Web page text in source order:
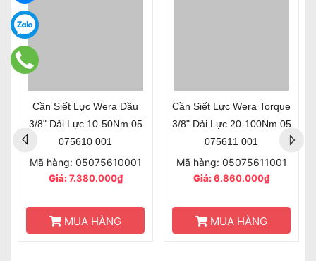
Cần Siết Lực Wera Đầu
3/8" Dải Lực 10-50Nm 05
075610 001
Mã hàng: 05075610001
Giá:7.380.000₫
MUA HÀNG
Cần Siết Lực Wera Torque
3/8" Dải Lực 20-100Nm 05
075611 001
Mã hàng: 05075611001
Giá:6.860.000₫
MUA HÀNG